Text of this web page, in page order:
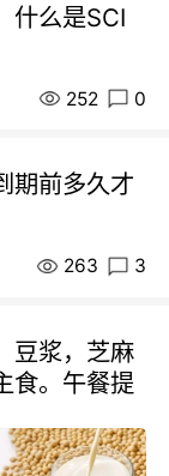
什么是SCI
252 0
期前多久才
263 3
豆浆，芝麻
食。午餐提